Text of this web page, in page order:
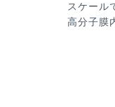
スケール
高分子膜